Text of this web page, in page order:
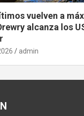
vuelven a
alcanza los
admin